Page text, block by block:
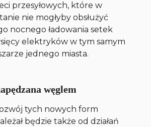
przesyłowych, które w
nie mogłyby obsłużyć
nocnego ładowania setek
elektryków w tym samym
jednego miasta.
węglem
tych nowych form
będzie także od działań